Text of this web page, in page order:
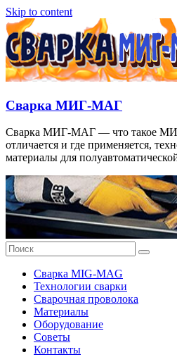
Skip to content
Сварка МИГ-МАГ
Сварка МИГ-МАГ — что такое
отличается и где применяется,
материалы для
Сварка MIG-MAG
Технологии сварки
Сварочная проволока
Материалы
Оборудование
Советы
Контакты